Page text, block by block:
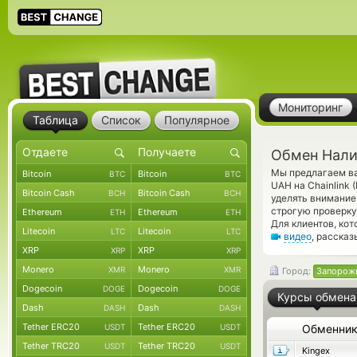
Мониторинг
Обмен
Мы предлагаем
UAH на Chainlink
уделять
строгую
Для клиентов,
видео,
Город:
Курсы обмена
Обменник
Kingex
Таблица Список Популярное
Bitcoin BTC Bitcoin BTC
Bitcoin Cash BCH Bitcoin Cash BCH
Ethereum ETH Ethereum ETH
Litecoin LTC Litecoin LTC
XRP XRP XRP XRP
Monero XMR Monero XMR
Dogecoin DOGE Dogecoin DOGE
Dash DASH Dash DASH
Tether ERC20 USDT Tether ERC20 USDT
Tether TRC20 USDT Tether TRC20 USDT